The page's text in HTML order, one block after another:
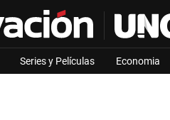
Series y Películas Economia